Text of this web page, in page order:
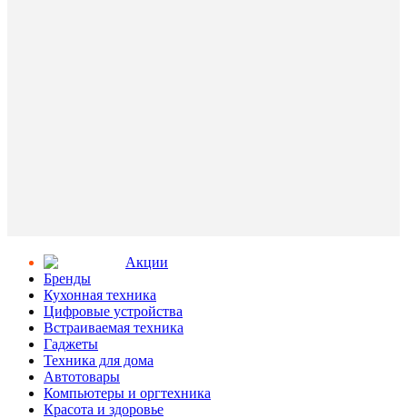
Aкции
Бренды
Кухонная техника
Цифровые устройства
Встраиваемая техника
Гаджеты
Техника для дома
Автотовары
Компьютеры и оргтехника
Красота и здоровье